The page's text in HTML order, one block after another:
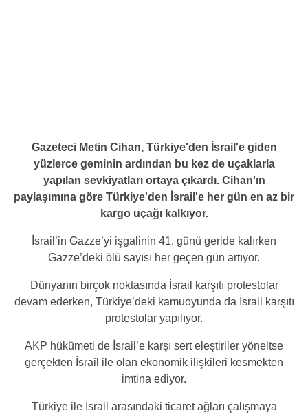
Gazeteci Metin Cihan, Türkiye'den İsrail'e giden
yüzlerce geminin ardından bu kez de uçaklarla
yapılan sevkiyatları ortaya çıkardı. Cihan'ın
paylaşımına göre Türkiye'den İsrail'e her gün en az bir
kargo uçağı kalkıyor.
İsrail’in Gazze’yi işgalinin 41. günü geride kalırken
Gazze’deki ölü sayısı her geçen gün artıyor.
Dünyanın birçok noktasında İsrail karşıtı protestolar
devam ederken, Türkiye’deki kamuoyunda da İsrail karşıtı
protestolar yapılıyor.
AKP hükümeti de İsrail’e karşı sert eleştiriler yöneltse
gerçekten İsrail ile olan ekonomik ilişkileri kesmekten
imtina ediyor.
Türkiye ile İsrail arasındaki ticaret ağları çalışmaya